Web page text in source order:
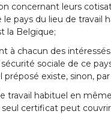
concernant leurs
pays du lieu de travail
la Belgique;
à chacun des
sociale de ce
existe, sinon,
travail habituel en
certificat peut